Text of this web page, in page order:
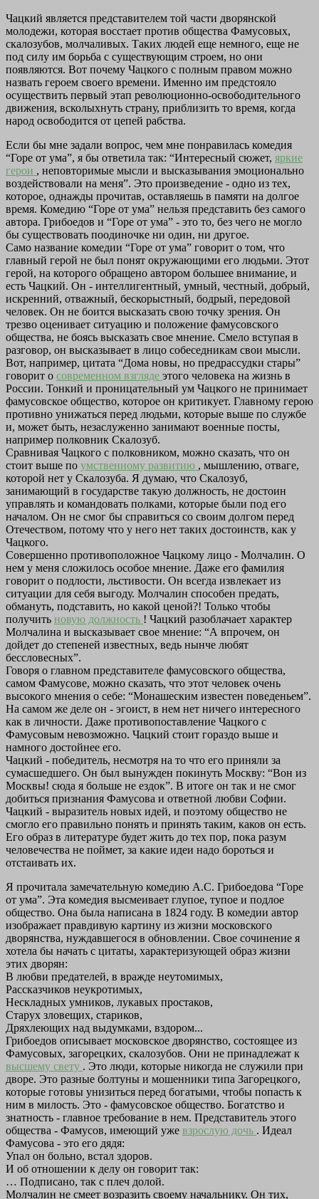
Чацкий является представителем той части дворянской
молодежи, которая восстает против общества Фамусовых,
скалозубов, молчаливых. Таких людей еще немного, еще не
под силу им борьба с существующим строем, но они
появляются. Вот почему Чацкого с полным правом можно
назвать героем своего времени. Именно им предстояло
осуществить первый этап революционно-освободительного
движения, всколыхнуть страну, приблизить то время, когда
народ освободится от цепей рабства.
Если бы мне задали вопрос, чем мне понравилась комедия
“Горе от ума”, я бы ответила так: “Интересный сюжет, яркие
герои , неповторимые мысли и высказывания эмоционально
воздействовали на меня”. Это произведение - одно из тех,
которое, однажды прочитав, оставляешь в памяти на долгое
время. Комедию “Горе от ума” нельзя представить без самого
автора. Грибоедов и “Горе от ума” - это то, без чего не могло
бы существовать поодиночке ни один, ни другое.
Само название комедии “Горе от ума” говорит о том, что
главный герой не был понят окружающими его людьми. Этот
герой, на которого обращено автором большее внимание, и
есть Чацкий. Он - интеллигентный, умный, честный, добрый,
искренний, отважный, бескорыстный, бодрый, передовой
человек. Он не боится высказать свою точку зрения. Он
трезво оценивает ситуацию и положение фамусовского
общества, не боясь высказать свое мнение. Смело вступая в
разговор, он высказывает в лицо собеседникам свои мысли.
Вот, например, цитата “Дома новы, но предрассудки стары”
говорит о современном взгляде этого человека на жизнь в
России. Тонкий и проницательный ум Чацкого не принимает
фамусовское общество, которое он критикует. Главному герою
противно унижаться перед людьми, которые выше по службе
и, может быть, незаслуженно занимают военные посты,
например полковник Скалозуб.
Сравнивая Чацкого с полковником, можно сказать, что он
стоит выше по умственному развитию , мышлению, отваге,
которой нет у Скалозуба. Я думаю, что Скалозуб,
занимающий в государстве такую должность, не достоин
управлять и командовать полками, которые были под его
началом. Он не смог бы справиться со своим долгом перед
Отечеством, потому что у него нет таких достоинств, как у
Чацкого.
Совершенно противоположное Чацкому лицо - Молчалин. О
нем у меня сложилось особое мнение. Даже его фамилия
говорит о подлости, льстивости. Он всегда извлекает из
ситуации для себя выгоду. Молчалин способен предать,
обмануть, подставить, но какой ценой?! Только чтобы
получить новую должность ! Чацкий разоблачает характер
Молчалина и высказывает свое мнение: “А впрочем, он
дойдет до степеней известных, ведь нынче любят
бессловесных”.
Говоря о главном представителе фамусовского общества,
самом Фамусове, можно сказать, что этот человек очень
высокого мнения о себе: “Монашеским известен поведеньем”.
На самом же деле он - эгоист, в нем нет ничего интересного
как в личности. Даже противопоставление Чацкого с
Фамусовым невозможно. Чацкий стоит гораздо выше и
намного достойнее его.
Чацкий - победитель, несмотря на то что его приняли за
сумасшедшего. Он был вынужден покинуть Москву: “Вон из
Москвы! сюда я больше не ездок”. В итоге он так и не смог
добиться признания Фамусова и ответной любви Софии.
Чацкий - выразитель новых идей, и поэтому общество не
смогло его правильно понять и принять таким, каков он есть.
Его образ в литературе будет жить до тех пор, пока разум
человечества не поймет, за какие идеи надо бороться и
отстаивать их.
Я прочитала замечательную комедию А.С. Грибоедова “Горе
от ума”. Эта комедия высмеивает глупое, тупое и подлое
общество. Она была написана в 1824 году. В комедии автор
изображает правдивую картину из жизни московского
дворянства, нуждавшегося в обновлении. Свое сочинение я
хотела бы начать с цитаты, характеризующей образ жизни
этих дворян:
В любви предателей, в вражде неутомимых,
Рассказчиков неукротимых,
Нескладных умников, лукавых простаков,
Старух зловещих, стариков,
Дряхлеющих над выдумками, вздором...
Грибоедов описывает московское дворянство, состоящее из
Фамусовых, загорецких, скалозубов. Они не принадлежат к
высшему свету . Это люди, которые никогда не служили при
дворе. Это разные болтуны и мошенники типа Загорецкого,
которые готовы унизиться перед богатыми, чтобы попасть к
ним в милость. Это - фамусовское общество. Богатство и
знатность - главное требование в нем. Представитель этого
общества - Фамусов, имеющий уже взрослую дочь . Идеал
Фамусова - это его дядя:
Упал он больно, встал здоров.
И об отношении к делу он говорит так:
… Подписано, так с плеч долой.
Молчалин не смеет возразить своему начальнику. Он тих,